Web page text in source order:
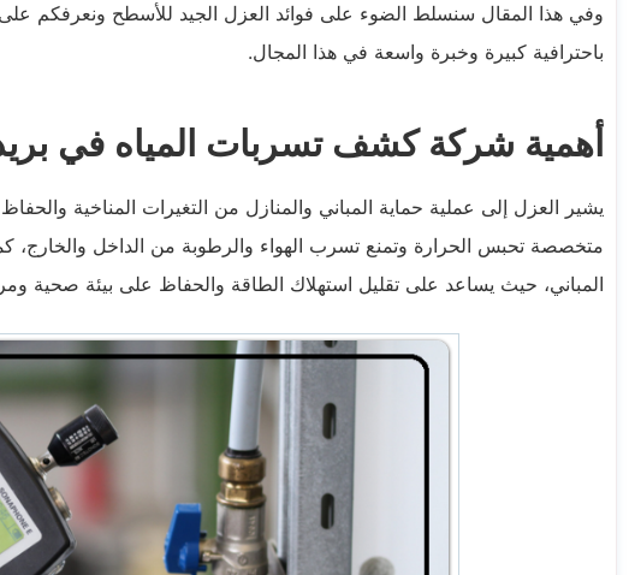
وفي هذا المقال سنسلط الضوء على فوائد العزل الجيد للأسطح ونعرفكم
باحترافية كبيرة وخبرة واسعة في هذا المجال.
أهمية شركة كشف تسربات المياه في
يشير العزل إلى عملية حماية المباني والمنازل من التغيرات المناخية
متخصصة تحبس الحرارة وتمنع تسرب الهواء والرطوبة من الداخل والخارج،
المباني، حيث يساعد على تقليل استهلاك الطاقة والحفاظ على بيئة صحية